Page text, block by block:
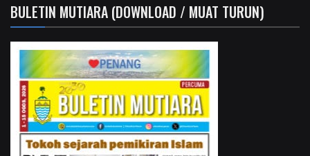
BULETIN MUTIARA (DOWNLOAD / MUAT TURUN)